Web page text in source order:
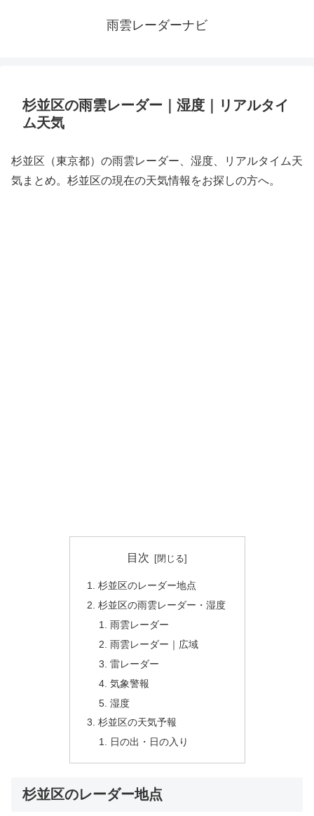
雨雲レーダーナビ
杉並区の雨雲レーダー｜湿度｜リアルタイ
ム天気
杉並区（東京都）の雨雲レーダー、湿度、リアルタイム天
気まとめ。杉並区の現在の天気情報をお探しの方へ。
目次
杉並区のレーダー地点
杉並区の雨雲レーダー・湿度
雨雲レーダー
雨雲レーダー｜広域
雷レーダー
気象警報
湿度
杉並区の天気予報
日の出・日の入り
杉並区のレーダー地点